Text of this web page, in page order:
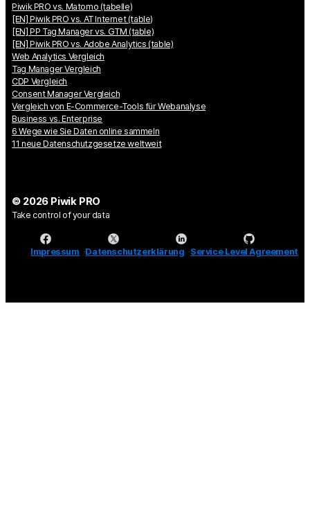
Piwik PRO vs. Matomo (tabelle)
[EN] Piwik PRO vs. AT Internet (table)
[EN] PP Tag Manager vs. GTM (table)
[EN] Piwik PRO vs. Adobe Analytics (table)
Web Analytics Vergleich
Tag Manager Vergleich
CDP Vergleich
Consent Manager Vergleich
Vergleich von E-Commerce-Tools für Webanalyse
Business vs. Enterprise
6 Wege wie Sie Daten online sammeln
11 neue Datenschutzgesetze weltweit
© 2026 Piwik PRO
Take control of your data
Impressum Datenschutzerklärung Service Level Agreement